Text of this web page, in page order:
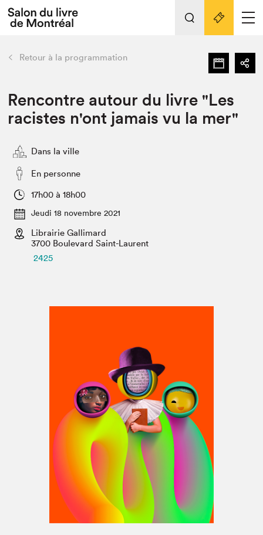
Espace exposant⋅e⋅s
Espace enseignant·e·s
L'événement
Préparer sa visite au Salon
SLM PRO
retour Nos activités
Préparer sa visite
Salon au Palais
Salon dans la ville et en ligne
Projets partenaires
Liens pratiques
Retour à la programmation
Rencontre autour du livre "Les
racistes n'ont jamais vu la mer"
Dans la ville
En personne
17h00 à 18h00
Jeudi 18 novembre 2021
Librairie Gallimard
3700 Boulevard Saint-Laurent
2425